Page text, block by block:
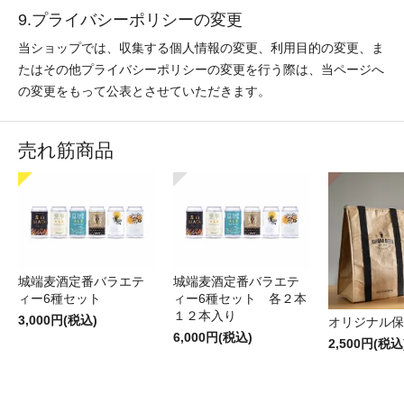
9.プライバシーポリシーの変更
当ショップでは、収集する個人情報の変更、利用目的の変更、ま
たはその他プライバシーポリシーの変更を行う際は、当ページへ
の変更をもって公表とさせていただきます。
売れ筋商品
城端麦酒定番バラエテ
ィー6種セット
3,000円(税込)
城端麦酒定番バラエテ
ィー6種セット 各２本
１２本入り
6,000円(税込)
オリジナル
2,500円(税